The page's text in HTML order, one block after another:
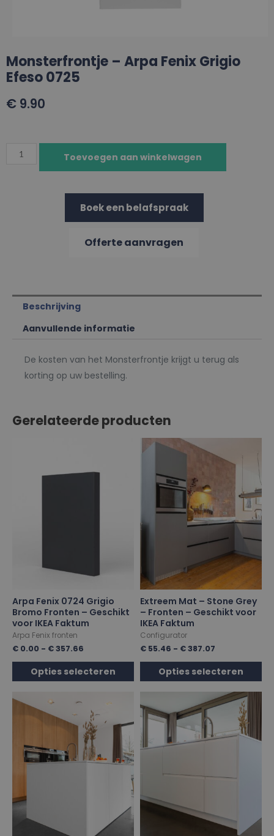
Monsterfrontje – Arpa Fenix Grigio
Efeso 0725
€ 9.90
Toevoegen aan winkelwagen
Boek een belafspraak
Offerte aanvragen
Beschrijving
Aanvullende informatie
De kosten van het Monsterfrontje krijgt u terug als
korting op uw bestelling.
Gerelateerde producten
Arpa Fenix 0724 Grigio
Bromo Fronten – Geschikt
voor IKEA Faktum
Arpa Fenix fronten
€ 0.00 - €357.66
Opties selecteren
Extreem Mat – Stone Grey
– Fronten – Geschikt voor
IKEA Faktum
Configurator
€ 55.46 - €387.07
Opties selecteren